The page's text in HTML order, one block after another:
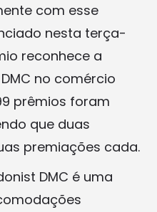
com esse
nesta terça-
reconhece a
no comércio
prêmios foram
que duas
premiações cada.
DMC é uma